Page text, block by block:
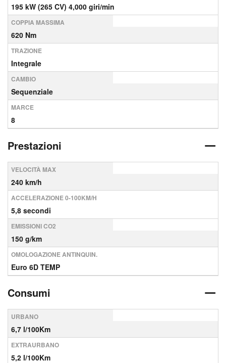
195 kW (265 CV) 4,000 giri/min
COPPIA MASSIMA
620 Nm
TRAZIONE
Integrale
CAMBIO
Sequenziale
MARCE
8
Prestazioni
VELOCITÀ MAX
240 km/h
ACCELERAZIONE 0-100KM/H
5,8 secondi
EMISSIONI CO2
150 g/km
OMOLOGAZIONE ANTINQUIN.
Euro 6D TEMP
Consumi
URBANO
6,7 l/100Km
EXTRAURBANO
5,2 l/100Km